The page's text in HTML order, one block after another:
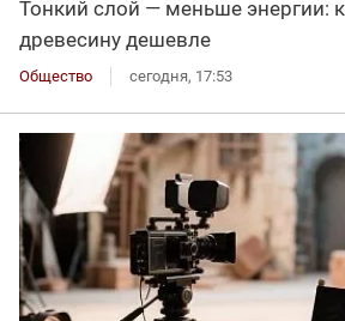
Тонкий слой — меньше энергии:
древесину дешевле
Общество сегодня, 17:53